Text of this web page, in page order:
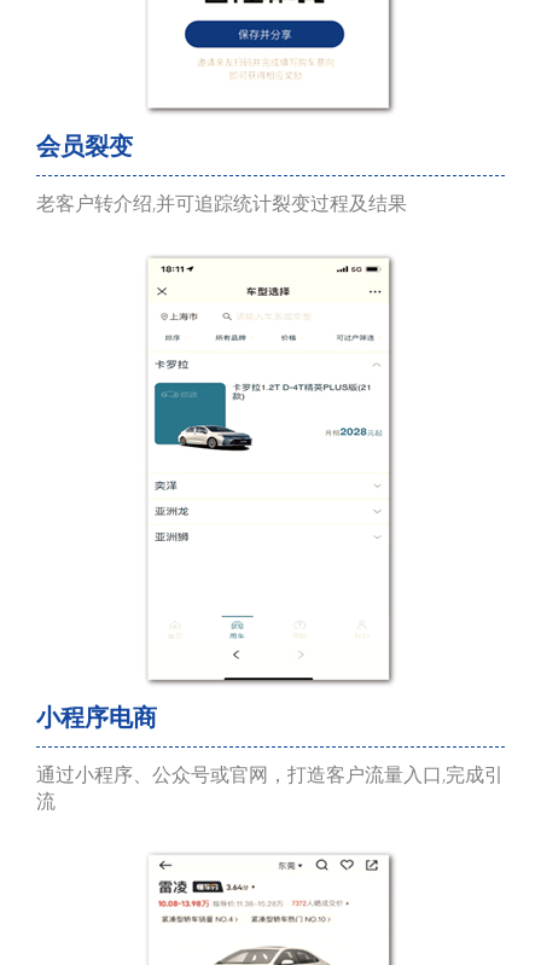
会员裂变
老客户转介绍,并可追踪统计裂变过程及结果
小程序电商
通过小程序、公众号或官网，打造客户流量入口,完成引
流